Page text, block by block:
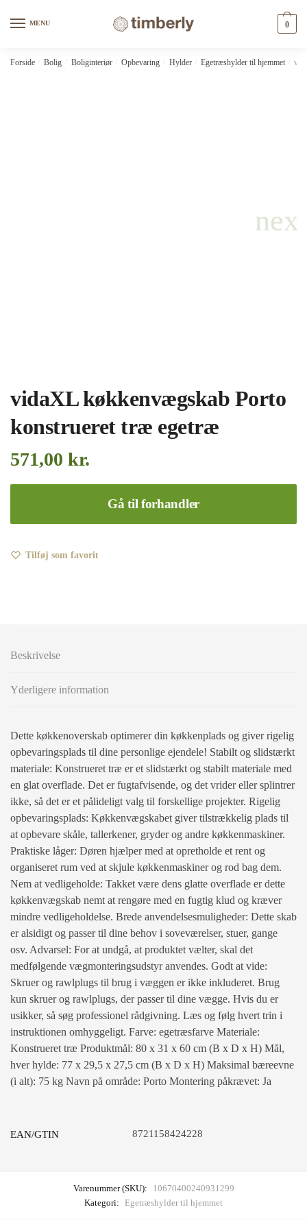
MENU 0
Forside Bolig Boliginteriør Opbevaring Hylder Egetræshylder til hjemmet
vidaXL køkkenvægskab Porto
konstrueret træ egetræ
571,00 kr.
Gå til forhandler
Tilføj som favorit
Beskrivelse
Yderligere information
Dette køkkenoverskab optimerer din køkkenplads og giver rigelig
opbevaringsplads til dine personlige ejendele! Stabilt og slidstærkt
materiale: Konstrueret træ er et slidstærkt og stabilt materiale med
en glat overflade. Det er fugtafvisende, og det vrider eller splintrer
ikke, så det er et pålideligt valg til forskellige projekter. Rigelig
opbevaringsplads: Køkkenvægskabet giver tilstrækkelig plads til
at opbevare skåle, tallerkener, gryder og andre køkkenmaskiner.
Praktiske låger: Døren hjælper med at opretholde et rent og
organiseret rum ved at skjule køkkenmaskiner og rod bag dem.
Nem at vedligeholde: Takket være dens glatte overflade er dette
køkkenvægskab nemt at rengøre med en fugtig klud og kræver
mindre vedligeholdelse. Brede anvendelsesmuligheder: Dette skab
er alsidigt og passer til dine behov i soveværelser, stuer, gange
osv. Advarsel: For at undgå, at produktet vælter, skal det
medfølgende vægmonteringsudstyr anvendes. Godt at vide:
Skruer og rawlplugs til brug i væggen er ikke inkluderet. Brug
kun skruer og rawlplugs, der passer til dine vægge. Hvis du er
usikker, så søg professionel rådgivning. Læs og følg hvert trin i
instruktionen omhyggeligt. Farve: egetræsfarve Materiale:
Konstrueret træ Produktmål: 80 x 31 x 60 cm (B x D x H) Mål,
hver hylde: 77 x 29,5 x 27,5 cm (B x D x H) Maksimal bæreevne
(i alt): 75 kg Navn på område: Porto Montering påkrævet: Ja
EAN/GTIN 8721158424228
Varenummer (SKU):
10670400240931299
Kategori: Egetræshylder til hjemmet